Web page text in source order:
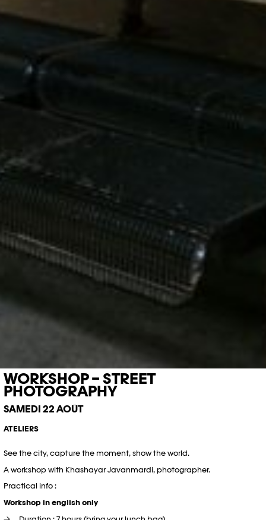
WORKSHOP – STREET
PHOTOGRAPHY
SAMEDI 22 AOÛT
ATELIERS
See the city, capture the moment, show the world.
A workshop with Khashayar Javanmardi, photographer.
Practical info :
Workshop in english only